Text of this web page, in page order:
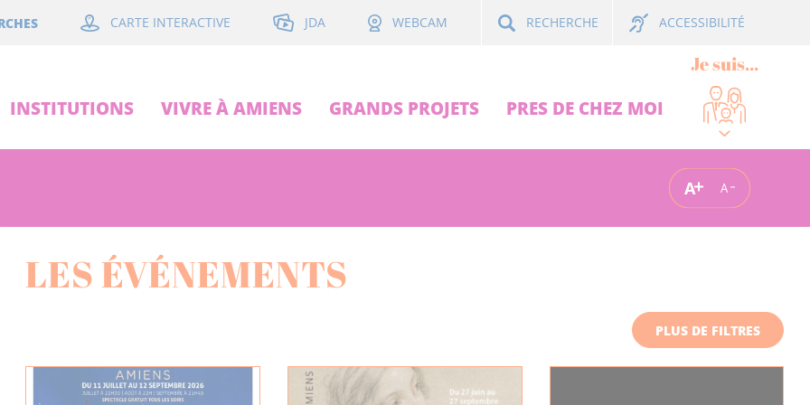
CARTE INTERACTIVE JDA WEBCAM RECHERCHE ACCESSIBILITÉ
INSTITUTIONS VIVRE À AMIENS GRANDS PROJETS PRES DE CHEZ MOI
Je suis...
A A
LES ÉVÉNEMENTS
PLUS DE FILTRES